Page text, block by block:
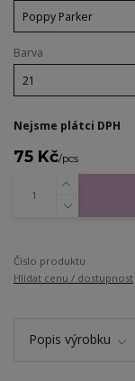
Barva
Nejsme plátci DPH
75 Kč/pcs
Číslo produktu
Hlídat cenu / dostupnost
Popis výrobku